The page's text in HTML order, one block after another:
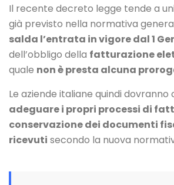
Il recente decreto legge tende a
già previsto nella normativa
salda l’entrata in vigore dal 1
dell’obbligo della fatturazione
quale non è presta alcuna
Le aziende italiane quindi dovranno
adeguare i propri processi di
conservazione dei documenti
ricevuti secondo la nuova